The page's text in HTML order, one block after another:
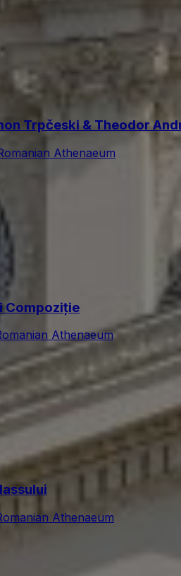
Trpčeski & Theodor
Athenaeum
Compoziție
Athenaeum
Athenaeum